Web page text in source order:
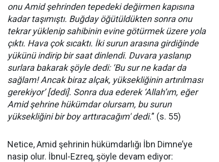
onu Amid şehrinden tepedeki değirmen kapısına
kadar taşımıştı. Buğday öğütüldükten sonra onu
tekrar yüklenip sahibinin evine götürmek üzere yola
çıktı. Hava çok sıcaktı. İki surun arasına girdiğinde
yükünü indirip bir saat dinlendi. Duvara yaslanıp
surlara bakarak şöyle dedi: ‘Bu sur ne kadar da
sağlam! Ancak biraz alçak, yüksekliğinin artırılması
gerekiyor’ [dedi]. Sonra dua ederek ‘Allah’ım, eğer
Amid şehrine hükümdar olursam, bu surun
yüksekliğini bir boy arttıracağım' dedi.” (s. 55)
Netice, Amid şehrinin hükümdarlığı İbn Dimne’ye
nasip olur. İbnul-Ezreq, şöyle devam ediyor: